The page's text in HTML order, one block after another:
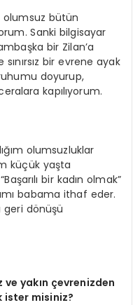
bütün
Sanki bilgisayar
bir Zilan’a
bir evrene ayak
doyurup,
kapılıyorum.
olumsuzluklar
küçük yaşta
bir kadın olmak”
babama ithaf eder.
geri dönüşü
ve yakın çevrenizden
ister misiniz?